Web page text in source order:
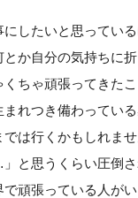
したいと思ってい
か自分の気持ちに
ちゃ頑張ってきたこ
れつき備わってい
は行くかもしれま
と思うくらい圧倒
頑張っている人が